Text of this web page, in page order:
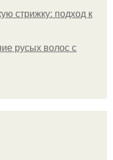
стрижку: подход к
русых волос с